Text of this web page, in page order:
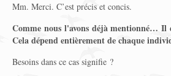
Mm. Merci. C’est précis et concis.
Comme nous l'avons déjà mentionné… Il
Cela dépend entièrement de chaque
Besoins dans ce cas signifie ?